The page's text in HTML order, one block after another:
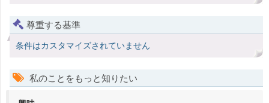
尊重する基準
条件はカスタマイズされていません
私のことをもっと知りたい